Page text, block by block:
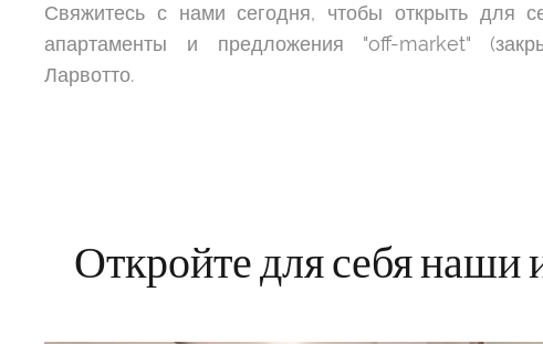
Свяжитесь с нами сегодня, чтобы открыть для
апартаменты и предложения "off-market"
Ларвотто.
Откройте для себя